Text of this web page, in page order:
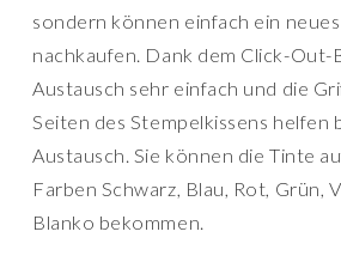
sondern können einfach ein
nachkaufen. Dank dem Click-
Austausch sehr einfach und die
Seiten des Stempelkissens helfen
Austausch. Sie können die Tinte
Farben Schwarz, Blau, Rot, Grün,
Blanko bekommen.